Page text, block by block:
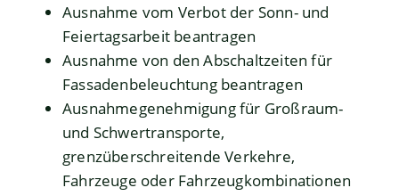
Ausnahme vom Verbot der Sonn- und
Feiertagsarbeit beantragen
Ausnahme von den Abschaltzeiten für
Fassadenbeleuchtung beantragen
Ausnahmegenehmigung für Großraum-
und Schwertransporte,
grenzüberschreitende Verkehre,
Fahrzeuge oder Fahrzeugkombinationen